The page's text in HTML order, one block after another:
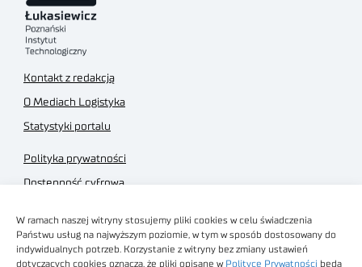
W ramach naszej witryny stosujemy pliki cookies w celu świadczenia
Państwu usług na najwyższym poziomie, w tym w sposób dostosowany do
indywidualnych potrzeb. Korzystanie z witryny bez zmiany ustawień
dotyczących cookies oznacza, że pliki opisane w Polityce Prywatności będą
Kontakt z redakcją
O Mediach Logistyka
Statystyki portalu
Polityka prywatności
Dostępność cyfrowa
Regulamin sklepu